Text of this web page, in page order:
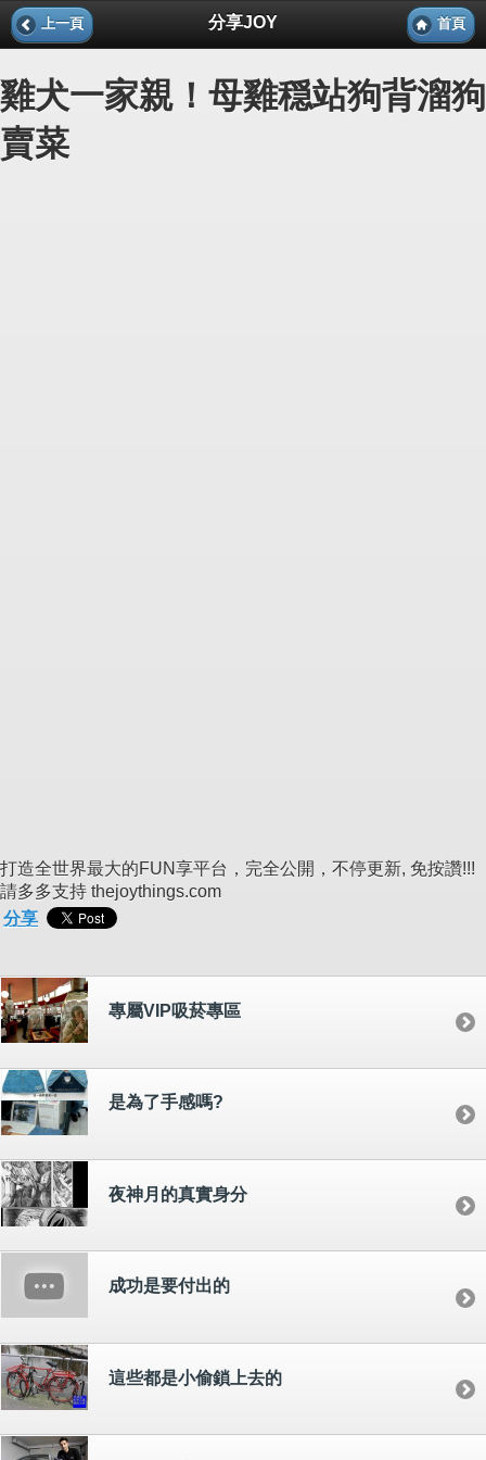
上一頁 分享JOY 首頁
雞犬一家親！母雞穏站狗背溜狗
賣菜
打造全世界最大的FUN享平台，完全公開，不停更新, 免按讚!!!
請多多支持 thejoythings.com
分享
專屬VIP吸菸專區
是為了手感嗎?
夜神月的真實身分
成功是要付出的
這些都是小偷鎖上去的